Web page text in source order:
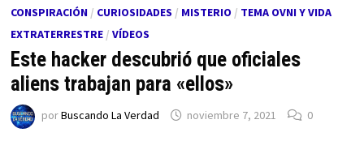
CONSPIRACIÓN/ CURIOSIDADES / MISTERIO / TEMA OVNI Y VIDA
EXTRATERRESTRE/ VÍDEOS
Este hacker descubrió que oficiales
aliens trabajan para «ellos»
porBuscando La Verdad noviembre 7, 2021 0